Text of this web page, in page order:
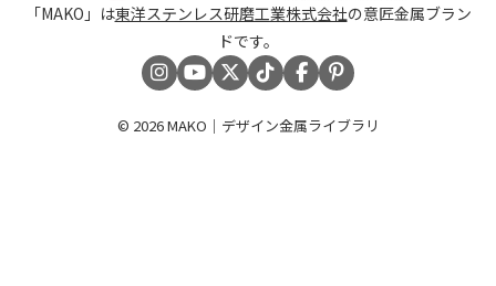
「MAKO」は東洋ステンレス研磨工業株式会社の意匠金属ブラン
ドです。
© 2026MAKO｜デザイン金属ライブラリ